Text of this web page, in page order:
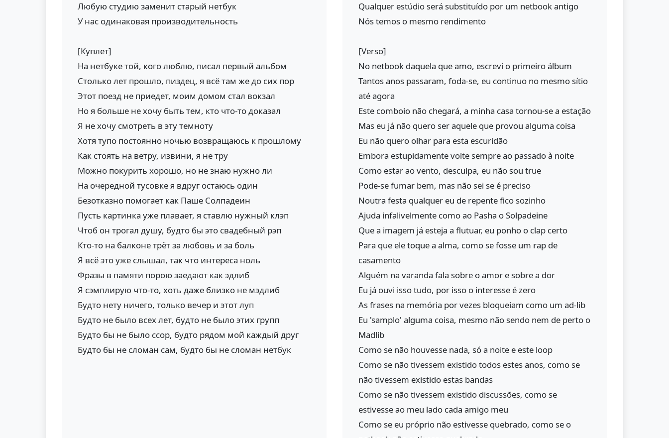
Любую студию заменит старый нетбук
У нас одинаковая производительность
[Куплет]
На нетбуке той, кого люблю, писал первый альбом
Столько лет прошло, пиздец, я всё там же до сих пор
Этот поезд не приедет, моим домом стал вокзал
Но я больше не хочу быть тем, кто что-то доказал
Я не хочу смотреть в эту темноту
Хотя тупо постоянно ночью возвращаюсь к прошлому
Как стоять на ветру, извини, я не тру
Можно покурить хорошо, но не знаю нужно ли
На очередной тусовке я вдруг остаюсь один
Безотказно помогает как Паше Солпадеин
Пусть картинка уже плавает, я ставлю нужный клэп
Чтоб он трогал душу, будто бы это свадебный рэп
Кто-то на балконе трёт за любовь и за боль
Я всё это уже слышал, так что интереса ноль
Фразы в памяти порою заедают как эдлиб
Я сэмплирую что-то, хоть даже близко не мэдлиб
Будто нету ничего, только вечер и этот луп
Будто не было всех лет, будто не было этих групп
Будто бы не было ссор, будто рядом мой каждый друг
Будто бы не сломан сам, будто бы не сломан нетбук
Qualquer estúdio será substituído por um netbook antigo
Nós temos o mesmo rendimento
[Verso]
No netbook daquela que amo, escrevi o primeiro álbum
Tantos anos passaram, foda-se, eu continuo no mesmo sítio
até agora
Este comboio não chegará, a minha casa tornou-se a estação
Mas eu já não quero ser aquele que provou alguma coisa
Eu não quero olhar para esta escuridão
Embora estupidamente volte sempre ao passado à noite
Como estar ao vento, desculpa, eu não sou true
Pode-se fumar bem, mas não sei se é preciso
Noutra festa qualquer eu de repente fico sozinho
Ajuda infalivelmente como ao Pasha o Solpadeine
Que a imagem já esteja a flutuar, eu ponho o clap certo
Para que ele toque a alma, como se fosse um rap de
casamento
Alguém na varanda fala sobre o amor e sobre a dor
Eu já ouvi isso tudo, por isso o interesse é zero
As frases na memória por vezes bloqueiam como um ad-lib
Eu 'samplo' alguma coisa, mesmo não sendo nem de perto o
Madlib
Como se não houvesse nada, só a noite e este loop
Como se não tivessem existido todos estes anos, como se
não tivessem existido estas bandas
Como se não tivessem existido discussões, como se
estivesse ao meu lado cada amigo meu
Como se eu próprio não estivesse quebrado, como se o